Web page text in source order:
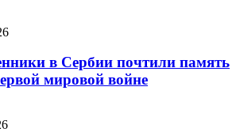
в Сербии почтили память
мировой войне